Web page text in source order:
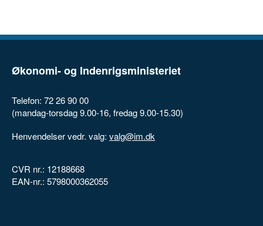
Økonomi- og Indenrigsministeriet
Telefon: 72 26 90 00
(mandag-torsdag 9.00-16, fredag 9.00-15.30)
Henvendelser vedr. valg: valg@im.dk
CVR nr.: 12188668
EAN-nr.: 5798000362055